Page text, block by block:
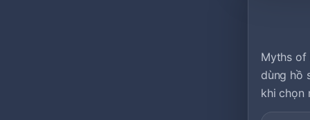
Myths of
dùng hồ
khi chọn